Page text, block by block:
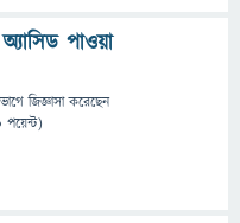
পাওয়া
জিজ্ঞাসাকরেছেন
পয়েন্ট)